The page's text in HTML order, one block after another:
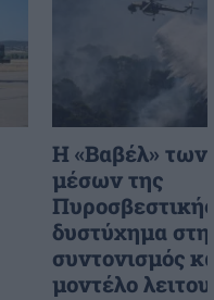
H «Βαβέλ»
μέσων της
δυστύχημα
συντονισμός
μοντέλο